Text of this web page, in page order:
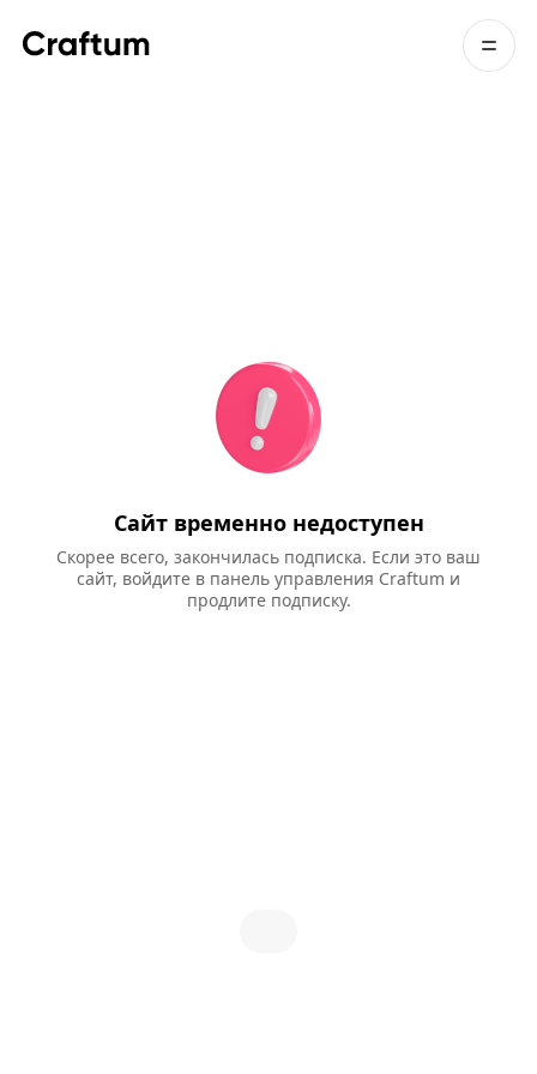
Сайт временно недоступен
Скорее всего, закончилась подписка. Если это ваш
сайт, войдите в панель управления Craftum и
продлите подписку.